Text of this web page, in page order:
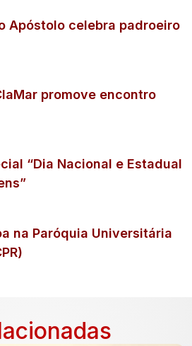
Apóstolo celebra padroeiro
promove encontro
“Dia Nacional e Estadual
na Paróquia Universitária